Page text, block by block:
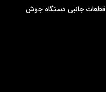
قطعات جانبی دستگاه جوش